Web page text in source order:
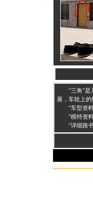
“三角”
展，车轮上
“车型资
“模特资
“详细路